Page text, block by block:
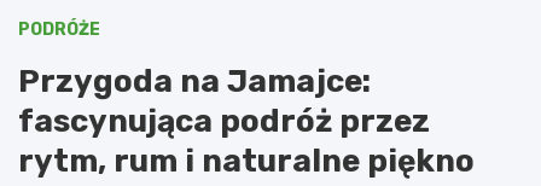
PODRÓŻE
Przygoda na Jamajce:
fascynująca podróż przez
rytm, rum i naturalne piękno